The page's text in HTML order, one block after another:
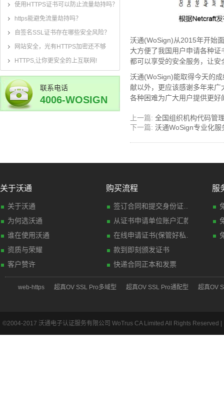
使用HTTPS证书可以防止流量劫持吗？
https能避免流量劫持吗？
自签名SSL证书存在哪些安全风险？
网站安全，光有HTTPS加密还不够
HTTPS,让你更安全的上互联网!
联系电话
4006-WOSIGN
(4006-967-446)
沃通(WoSign)从2015年开始
大方便了我国用户申请各种
都可以享受的安全服务，让
沃通(WoSign)能取得今天的
献以外，更应该感谢多年来
各种困难为广大用户提供更
上一篇: 全国组织机构代码管
下一篇: 沃通WoSign专业化
关于沃通
关于沃通
为何选沃通
谁在使用沃通
资质与荣耀
客户赞许
购买流程
从证书申请单位账户汇款
款到即刻颁发证书
快递合同正本和发票
服
web-https 超真OV SSL Pro多域型 超真OV SSL Pro通配型 超真OV
©2004-2017 沃通电子认证服务有限公司 WoTrus CA Limited All Rights Reserved |